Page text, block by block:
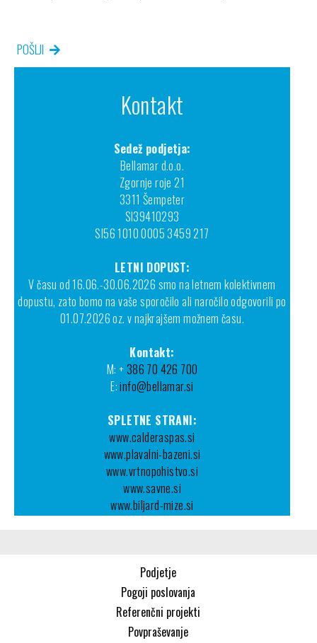
POŠLJI
Kontakt
Sedež podjetja:
Bellamar d.o.o.
Zgornje roje 21
3311 Šempeter
SI39410293
SI56 1010 0005 3459 217
LETNI DOPUST:
V času od 16.06.-30.06.2026 smo na letnem kolektivnem
dopustu, zato bomo na vaše sporočilo ali naročilo odgovorili po
01.07.2026 oz. v najkrajšem možnem času.
Kontakt:
M: +386 70 426 700
E:info@bellamar.si
SPLETNE STRANI:
www.calderaspas.si
www.plavalni-bazeni.si
www.vrtnopohistvo.si
www.savne.si
www.biljard-mize.si
Podjetje
Pogoji poslovanja
Referenčni projekti
Povpraševanje